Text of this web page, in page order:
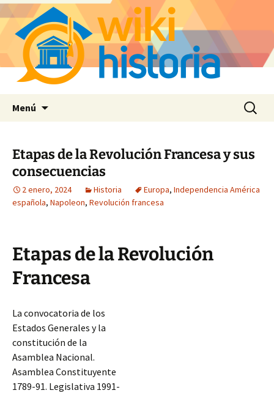
Menú Buscar:
Etapas de la Revolución Francesa y sus
consecuencias
2 enero, 2024 Historia Europa, Independencia América
española, Napoleon, Revolución francesa
Etapas de la Revolución
Francesa
La convocatoria de los
Estados Generales y la
constitución de la
Asamblea Nacional.
Asamblea Constituyente
1789-91. Legislativa 1991-